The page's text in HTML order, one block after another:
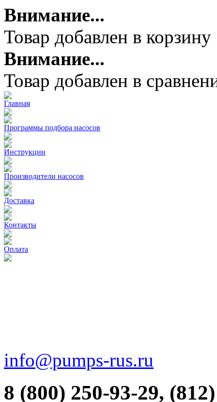
Внимание...
Товар добавлен в корзину
Внимание...
Товар добавлен в
Главная
Программы подбора насосов
Инструкции
Производители насосов
Доставка
Контакты
Оплата
info@pumps-rus.ru
8 (800) 250-93-29,